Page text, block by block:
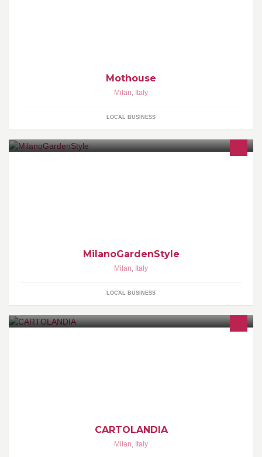
Mothouse
Milan, Italy
LOCAL BUSINESS
MilanoGardenStyle
Milan, Italy
LOCAL BUSINESS
CARTOLANDIA
Milan, Italy